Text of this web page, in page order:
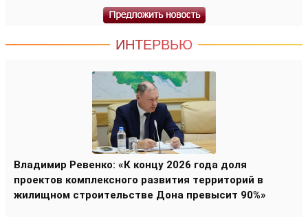
ИНТЕРВЬЮ
Владимир Ревенко: «К концу 2026 года доля
проектов комплексного развития территорий в
жилищном строительстве Дона превысит 90%»